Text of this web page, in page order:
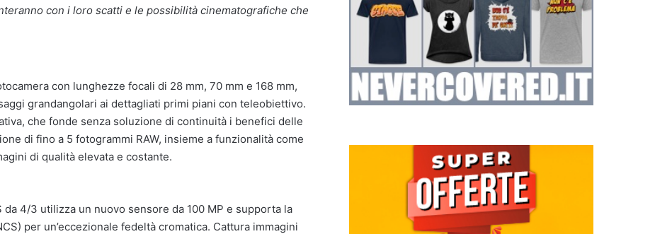
con i loro scatti e le possibilità cinematografiche che
con lunghezze focali di 28 mm, 70 mm e 168 mm,
grandangolari ai dettagliati primi piani con teleobiettivo.
che fonde senza soluzione di continuità i benefici delle
di fino a 5 fotogrammi RAW, insieme a funzionalità come
di qualità elevata e costante.
4/3 utilizza un nuovo sensore da 100 MP e supporta la
per un’eccezionale fedeltà cromatica. Cattura immagini